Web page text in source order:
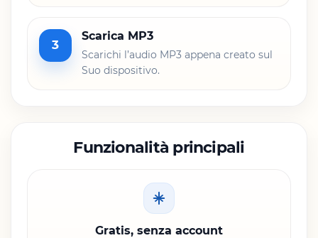
3
Scarica MP3
Scarichi l’audio MP3 appena creato sul
Suo dispositivo.
Funzionalità principali
Gratis, senza account